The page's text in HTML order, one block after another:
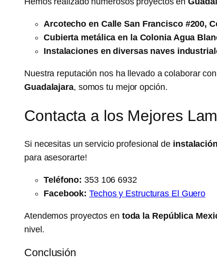
Arcotecho en Calle San Francisco #200,
Cubierta metálica en la Colonia Agua
Instalaciones en diversas naves
Nuestra reputación nos ha llevado a colaborar
Guadalajara, somos tu mejor opción.
Contacta a los Mejores
Si necesitas un servicio profesional de
para asesorarte!
Teléfono: 353 106 6932
Facebook: Techos y Estructuras El Guero
Atendemos proyectos en toda la República
nivel.
Conclusión